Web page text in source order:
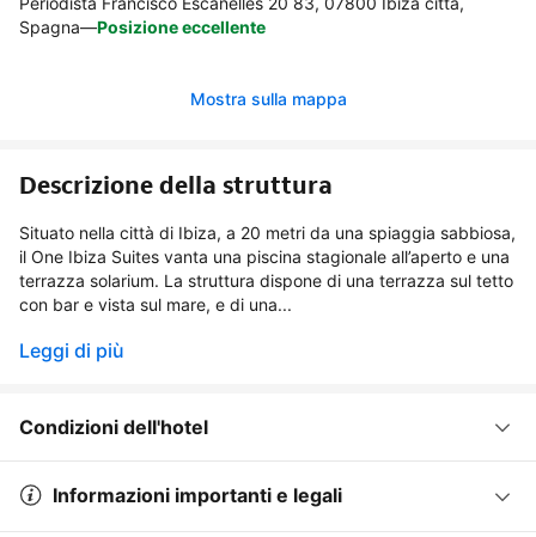
Spagna—Posizione eccellente
Mostra sulla mappa
Descrizione della struttura
Situato nella città di Ibiza, a 20 metri da una spiaggia sabbiosa,
il One Ibiza Suites vanta una piscina stagionale all’aperto e una
terrazza solarium. La struttura dispone di una terrazza sul tetto
con bar e vista sul mare, e di una...
Leggi di più
Condizioni dell'hotel
Informazioni importanti e legali